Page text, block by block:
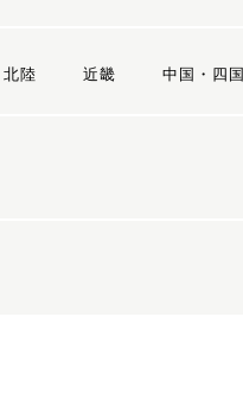
陸 近畿 中国・四国